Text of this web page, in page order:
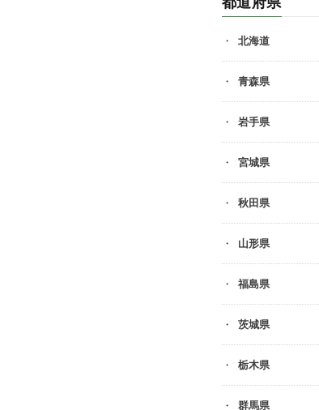
北海道
青森県
岩手県
宮城県
秋田県
山形県
福島県
茨城県
栃木県
群馬県